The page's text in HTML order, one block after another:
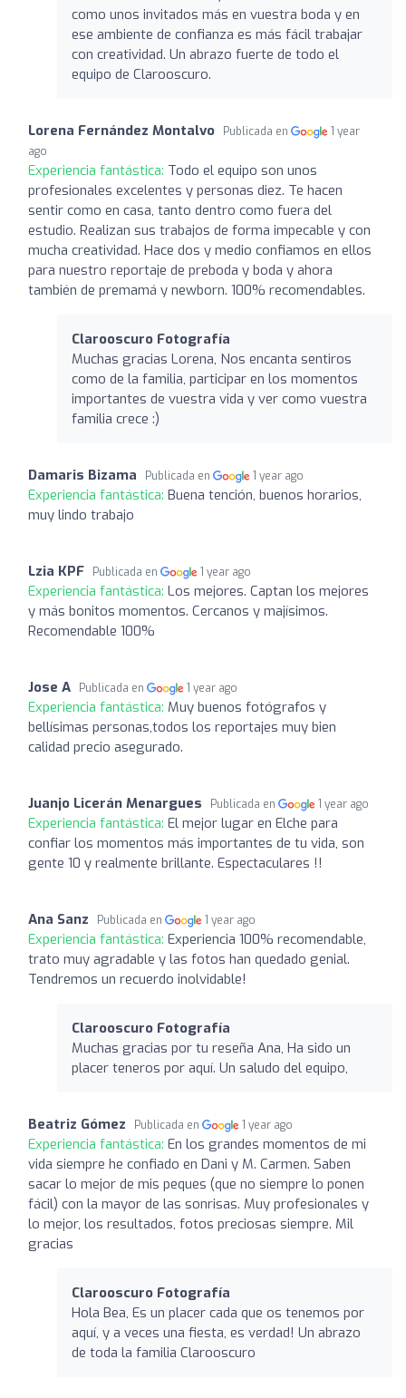
como unos invitados más en vuestra boda y en
ese ambiente de confianza es más fácil trabajar
con creatividad. Un abrazo fuerte de todo el
equipo de Clarooscuro.
Lorena Fernández Montalvo Publicada en
1 year
ago
Experiencia fantástica: Todo el equipo son unos
profesionales excelentes y personas diez. Te hacen
sentir como en casa, tanto dentro como fuera del
estudio. Realizan sus trabajos de forma impecable y con
mucha creatividad. Hace dos y medio confiamos en ellos
para nuestro reportaje de preboda y boda y ahora
también de premamá y newborn. 100% recomendables.
Clarooscuro Fotografía
Muchas gracias Lorena, Nos encanta sentiros
como de la familia, participar en los momentos
importantes de vuestra vida y ver como vuestra
familia crece :)
Damaris Bizama Publicada en 1 year ago
Experiencia fantástica: Buena tención, buenos horarios,
muy lindo trabajo
Lzia KPF Publicada en 1 year ago
Experiencia fantástica: Los mejores. Captan los mejores
y más bonitos momentos. Cercanos y majísimos.
Recomendable 100%
Jose A Publicada en 1 year ago
Experiencia fantástica: Muy buenos fotógrafos y
bellísimas personas,todos los reportajes muy bien
calidad precio asegurado.
Juanjo Licerán Menargues Publicada en 1 year ago
Experiencia fantástica: El mejor lugar en Elche para
confiar los momentos más importantes de tu vida, son
gente 10 y realmente brillante. Espectaculares !!
Ana Sanz Publicada en 1 year ago
Experiencia fantástica: Experiencia 100% recomendable,
trato muy agradable y las fotos han quedado genial.
Tendremos un recuerdo inolvidable!
Clarooscuro Fotografía
Muchas gracias por tu reseña Ana, Ha sido un
placer teneros por aquí. Un saludo del equipo,
Beatriz Gómez Publicada en 1 year ago
Experiencia fantástica: En los grandes momentos de mi
vida siempre he confiado en Dani y M. Carmen. Saben
sacar lo mejor de mis peques (que no siempre lo ponen
fácil) con la mayor de las sonrisas. Muy profesionales y
lo mejor, los resultados, fotos preciosas siempre. Mil
gracias
Clarooscuro Fotografía
Hola Bea, Es un placer cada que os tenemos por
aquí, y a veces una fiesta, es verdad! Un abrazo
de toda la familia Clarooscuro